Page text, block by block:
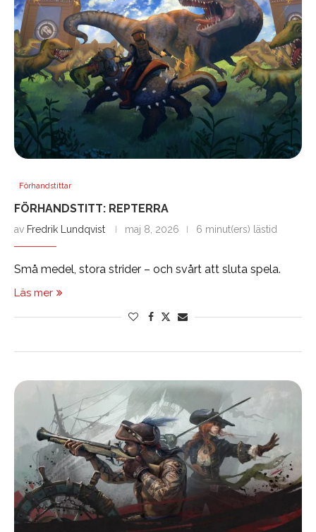
Förhandstittar
FÖRHANDSTITT: REPTERRA
av Fredrik Lundqvist maj 8, 2026 6 minut(ers) lästid
Små medel, stora strider – och svårt att sluta spela.
Läs mer